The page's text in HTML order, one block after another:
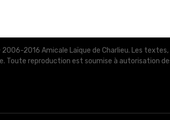
2016 Amicale Laïque de Charlieu. Les
Toute reproduction est soumise à autorisation